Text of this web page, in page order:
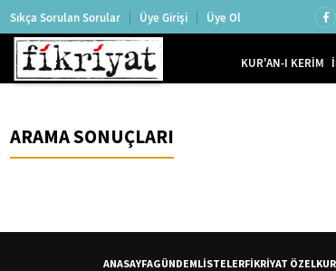
Sıkça Sorulan Sorular Üye Girişi Üye Ol
KUR'AN-I KERİM
ARAMA SONUÇLARI
ANASAYFAGÜNDEMLİSTELERFİKRİYAT ÖZEL